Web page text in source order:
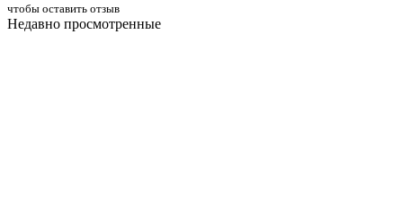
чтобы оставить отзыв
Недавно просмотренные